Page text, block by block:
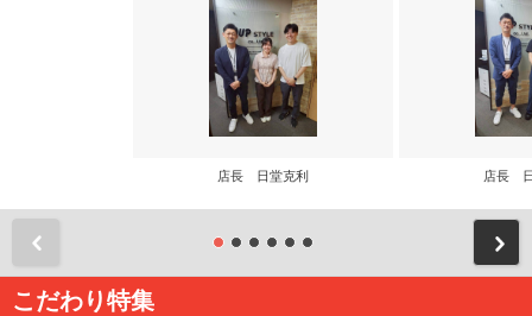
店長 日堂克利 店長
こだわり特集